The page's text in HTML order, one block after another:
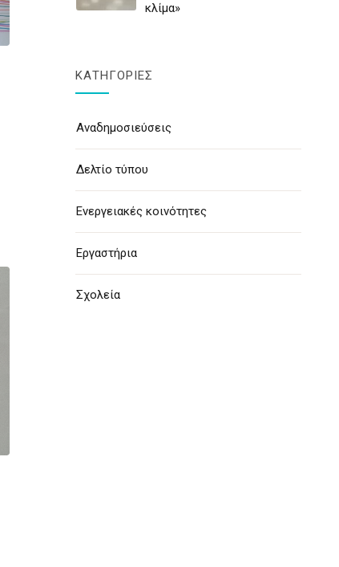
κλίμα»
ΚΑΤΗΓΟΡΊΕΣ
Αναδημοσιεύσεις
Δελτίο τύπου
Ενεργειακές κοινότητες
Εργαστήρια
Σχολεία